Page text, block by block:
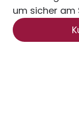
um sicher am